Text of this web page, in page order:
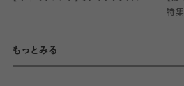
特集
もっとみる